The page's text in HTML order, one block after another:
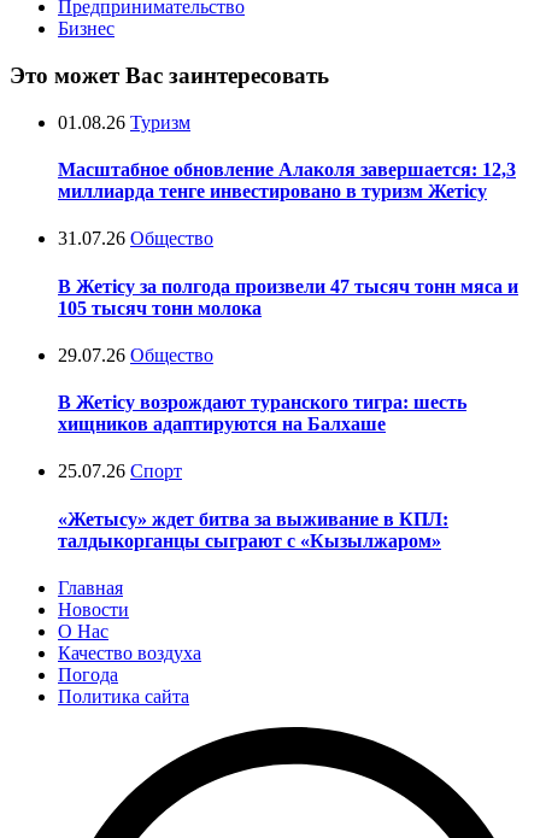
Предпринимательство
Бизнес
Это может Вас заинтересовать
01.08.26 Туризм
Масштабное обновление Алаколя завершается: 12,3
миллиарда тенге инвестировано в туризм Жетісу
31.07.26 Общество
В Жетісу за полгода произвели 47 тысяч тонн мяса и
105 тысяч тонн молока
29.07.26 Общество
В Жетісу возрождают туранского тигра: шесть
хищников адаптируются на Балхаше
25.07.26 Спорт
«Жетысу» ждет битва за выживание в КПЛ:
талдыкорганцы сыграют с «Кызылжаром»
Главная
Новости
О Нас
Качество воздуха
Погода
Политика сайта